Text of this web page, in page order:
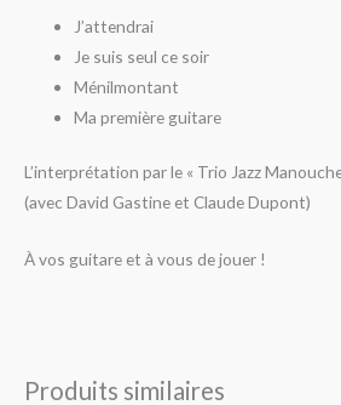
J’attendrai
Je suis seul ce soir
Ménilmontant
Ma première guitare
L’interprétation par le « Trio Jazz
(avec David Gastine et Claude Dupont)
À vos guitare et à vous de jouer !
Produits similaires